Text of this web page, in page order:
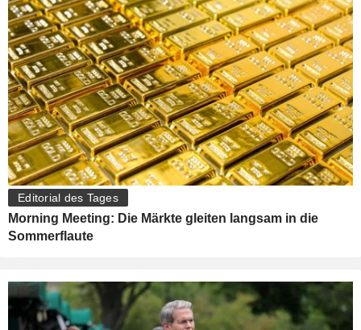
Editorial des Tages
Morning Meeting: Die Märkte gleiten langsam in die
Sommerflaute